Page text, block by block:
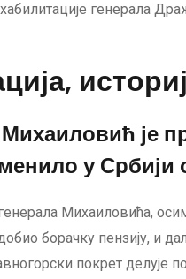
генерала
је
у Србији
Михаиловића,
борачку пензију, и
покрет делује